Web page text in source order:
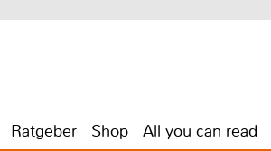
Ratgeber Shop All you can read